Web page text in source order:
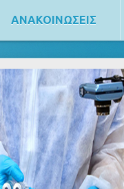
ΑΝΑΚΟΙΝΩΣΕΙΣ